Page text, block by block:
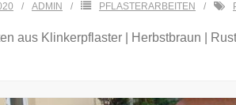
ADMIN PFLASTERARBEITEN
aus Klinkerpflaster | Herbstbraun |